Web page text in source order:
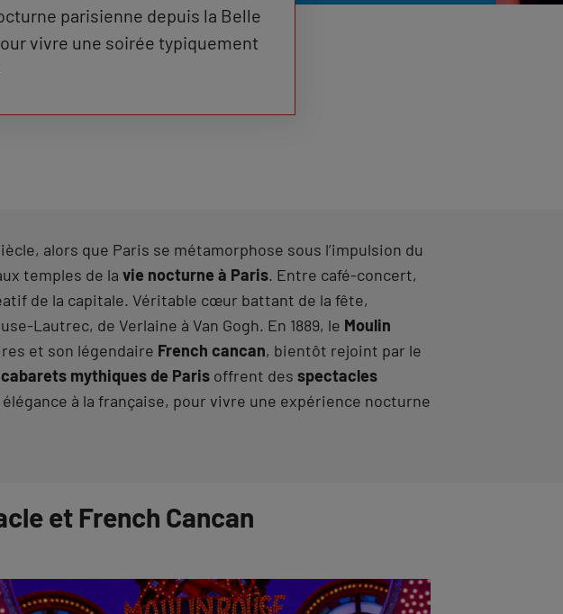
parisienne depuis la Belle
vivre une soirée typiquement
alors que Paris se métamorphose sous l’impulsion du
temples de la vie nocturne à Paris. Entre café-concert,
de la capitale. Véritable cœur battant de la fête,
Lautrec, de Verlaine à Van Gogh. En 1889, le Moulin
et son légendaire French cancan, bientôt rejoint par le
cabarets mythiques de Paris offrent des spectacles
à la française, pour vivre une expérience nocturne
et French Cancan